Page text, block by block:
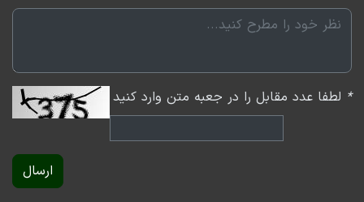
* لطفا عدد مقابل را در جعبه متن وارد کنید
ارسال